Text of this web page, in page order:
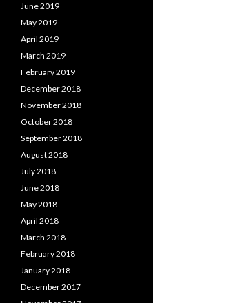
June 2019
May 2019
April 2019
March 2019
February 2019
December 2018
November 2018
October 2018
September 2018
August 2018
July 2018
June 2018
May 2018
April 2018
March 2018
February 2018
January 2018
December 2017